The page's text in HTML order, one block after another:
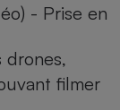
- Prise en
drones,
filmer